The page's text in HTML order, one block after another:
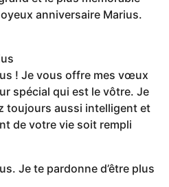
anniversaire Marius.
! Je vous offre mes vœux
spécial qui est le vôtre. Je
toujours aussi intelligent et
de votre vie soit rempli
Je te pardonne d’être plus